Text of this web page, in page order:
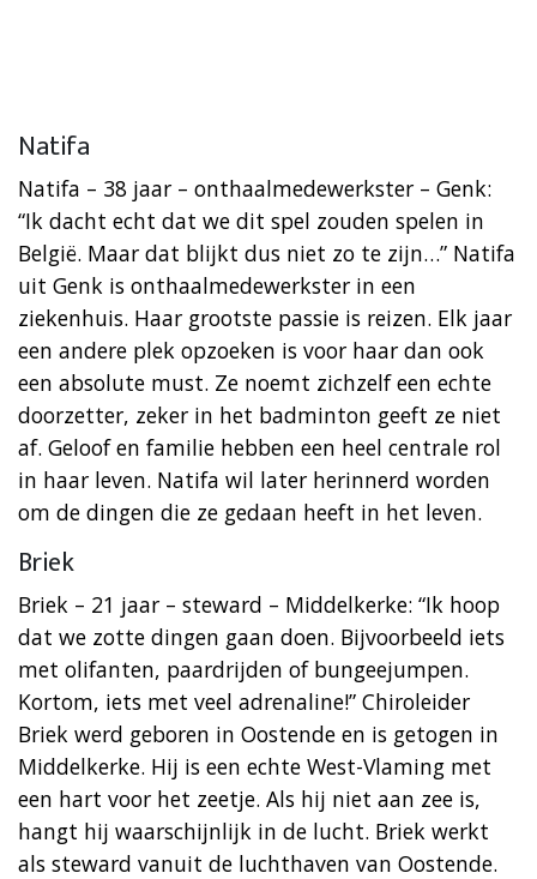
Natifa
Natifa – 38 jaar – onthaalmedewerkster – Genk:
“Ik dacht echt dat we dit spel zouden spelen in
België. Maar dat blijkt dus niet zo te zijn…” Natifa
uit Genk is onthaalmedewerkster in een
ziekenhuis. Haar grootste passie is reizen. Elk jaar
een andere plek opzoeken is voor haar dan ook
een absolute must. Ze noemt zichzelf een echte
doorzetter, zeker in het badminton geeft ze niet
af. Geloof en familie hebben een heel centrale rol
in haar leven. Natifa wil later herinnerd worden
om de dingen die ze gedaan heeft in het leven.
Briek
Briek – 21 jaar – steward – Middelkerke: “Ik hoop
dat we zotte dingen gaan doen. Bijvoorbeeld iets
met olifanten, paardrijden of bungeejumpen.
Kortom, iets met veel adrenaline!” Chiroleider
Briek werd geboren in Oostende en is getogen in
Middelkerke. Hij is een echte West-Vlaming met
een hart voor het zeetje. Als hij niet aan zee is,
hangt hij waarschijnlijk in de lucht. Briek werkt
als steward vanuit de luchthaven van Oostende.